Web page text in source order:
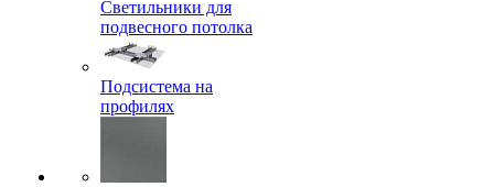
Светильники для
подвесного потолка
Подсистема на
профилях